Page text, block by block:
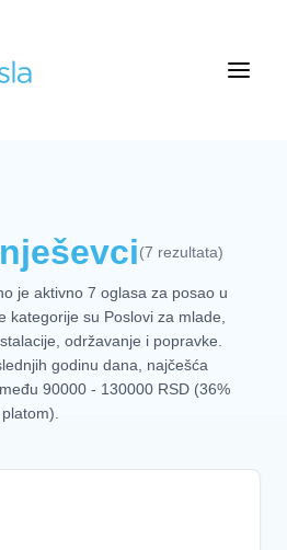
(7 rezultata)
je aktivno 7 oglasa za posao u
kategorije su Poslovi za mlade,
održavanje i popravke.
godinu dana, najčešća
90000 - 130000 RSD (36%